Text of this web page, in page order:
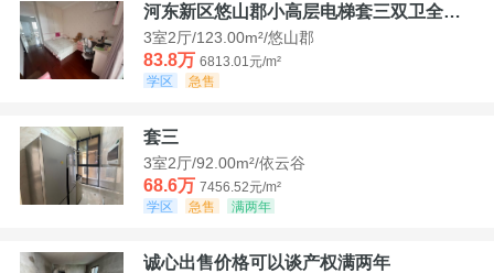
河东新区悠山郡小高层电梯套三双卫全装带家具家电
3室2厅/123.00m²/悠山郡
83.8万 6813.01元/m²
学区
急售
套三
3室2厅/92.00m²/依云谷
68.6万 7456.52元/m²
学区
急售 满两年
诚心出售价格可以谈产权满两年